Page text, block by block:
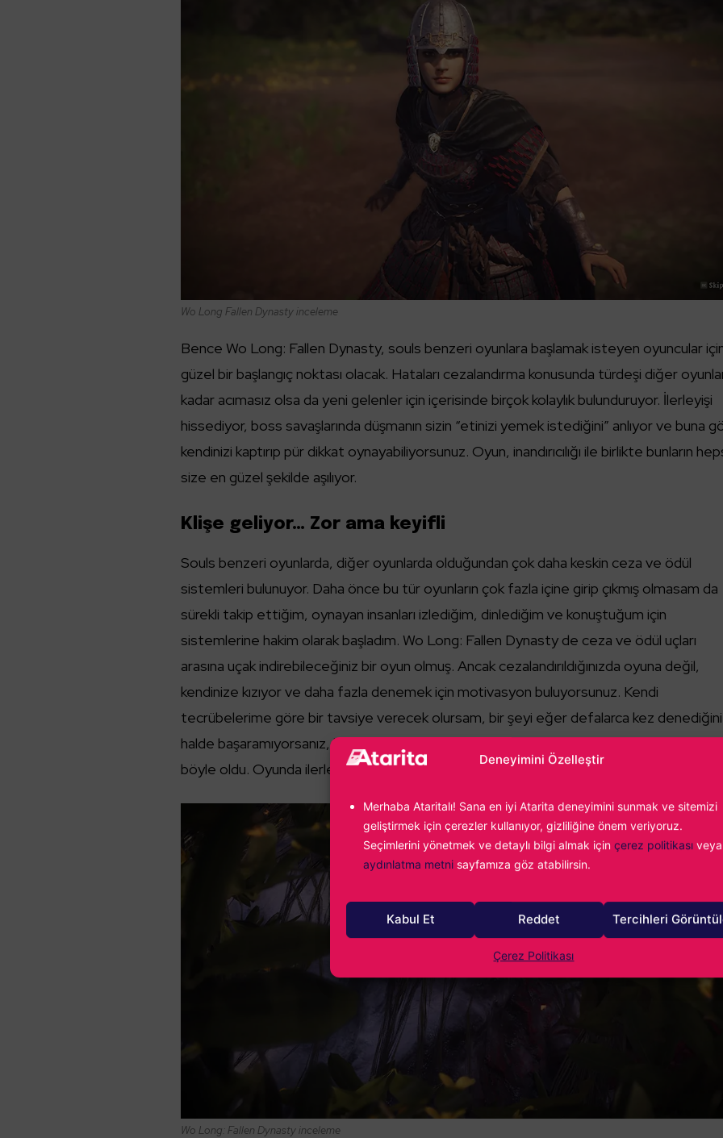
Deneyimini Özelleştir
Merhaba Ataritalı! Sana en iyi Atarita deneyimini sunmak ve sitemizi
geliştirmek için çerezler kullanıyor, gizliliğine önem veriyoruz.
Seçimlerini yönetmek ve detaylı bilgi almak için çerez politikası veya
aydınlatma metni sayfamıza göz atabilirsin.
Kabul Et Reddet Tercihleri
Çerez Politikası
Wo Long Fallen Dynasty inceleme
Bence Wo Long: Fallen Dynasty, souls benzeri oyunlara başlamak isteyen oyuncular
güzel bir başlangıç noktası olacak. Hataları cezalandırma konusunda türdeşi diğer
kadar acımasız olsa da yeni gelenler için içerisinde birçok kolaylık bulunduruyor. İlerleyişi
hissediyor, boss savaşlarında düşmanın sizin “etinizi yemek istediğini” anlıyor ve buna
kendinizi kaptırıp pür dikkat oynayabiliyorsunuz. Oyun, inandırıcılığı ile birlikte bunların
size en güzel şekilde aşılıyor.
Klişe geliyor… Zor ama keyifli
Souls benzeri oyunlarda, diğer oyunlarda olduğundan çok daha keskin ceza ve ödül
sistemleri bulunuyor. Daha önce bu tür oyunların çok fazla içine girip çıkmış olmasam da
sürekli takip ettiğim, oynayan insanları izlediğim, dinlediğim ve konuştuğum için
sistemlerine hakim olarak başladım. Wo Long: Fallen Dynasty de ceza ve ödül uçları
arasına uçak indirebileceğiniz bir oyun olmuş. Ancak cezalandırıldığınızda oyuna değil,
kendinize kızıyor ve daha fazla denemek için motivasyon buluyorsunuz. Kendi
tecrübelerime göre bir tavsiye verecek olursam, bir şeyi eğer defalarca kez
halde başaramıyorsanız, biraz ara verip tekrar denemek en iyisidir. En azından benim için
böyle oldu. Oyunda ilerlerken alt ettiğim her boss farklı günlerde kesildi.
Wo Long: Fallen Dynasty inceleme